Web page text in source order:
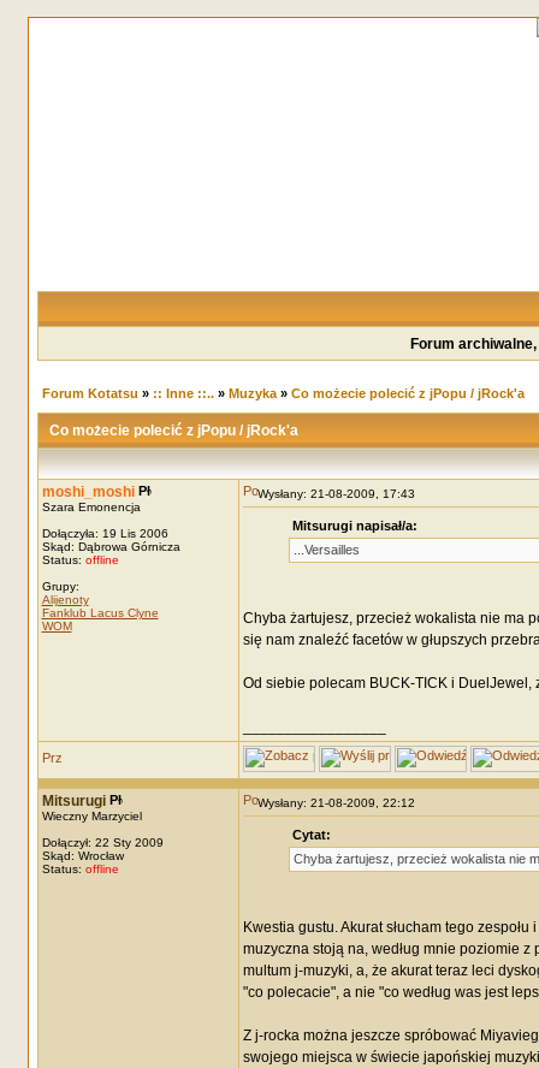
Forum
Forum Kotatsu » :: Inne ::..» Muzyka» Co możecie polecić z jPopu / jRock'a
Co możecie polecić z jPopu / jRock'a
moshi_moshi
Szara Emonencja
Dołączyła: 19 Lis 2006
Skąd: Dąbrowa Górnicza
Status: offline
Grupy:
Alijenoty
Fanklub Lacus Clyne
WOM
Wysłany: 21-08-2009, 17:43
Mitsurugi napisał/a:
...Versailles
Chyba żartujesz, przecież wokalista nie ma
się nam znaleźć facetów w głupszych
Od siebie polecam BUCK-TICK i DuelJewel,
Mitsurugi
Wieczny Marzyciel
Dołączył: 22 Sty 2009
Skąd: Wrocław
Status: offline
Wysłany: 21-08-2009, 22:12
Cytat:
Chyba żartujesz, przecież wokalista nie
Kwestia gustu. Akurat słucham tego
muzyczna stoją na, według mnie poziomie
multum j-muzyki, a, że akurat teraz leci
"co polecacie", a nie "co według was jest
Z j-rocka można jeszcze spróbować
swojego miejsca w świecie japońskiej